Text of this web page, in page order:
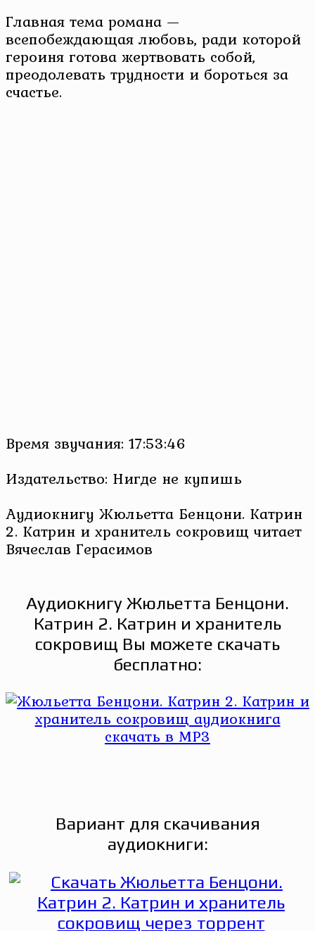
Главная тема романа —
всепобеждающая любовь, ради которой
героиня готова жертвовать собой,
преодолевать трудности и бороться за
счастье.
Время звучания: 17:53:46
Издательство: Нигде не купишь
Аудиокнигу Жюльетта Бенцони. Катрин
2. Катрин и хранитель сокровищ читает
Вячеслав Герасимов
Аудиокнигу Жюльетта Бенцони.
Катрин 2. Катрин и хранитель
сокровищ Вы можете скачать
бесплатно:
Вариант для скачивания
аудиокниги: